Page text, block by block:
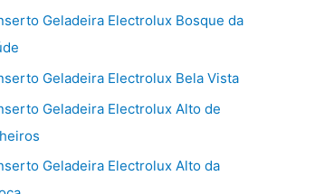
Geladeira Electrolux Bosque da
Geladeira Electrolux Bela Vista
Geladeira Electrolux Alto de
Geladeira Electrolux Alto da